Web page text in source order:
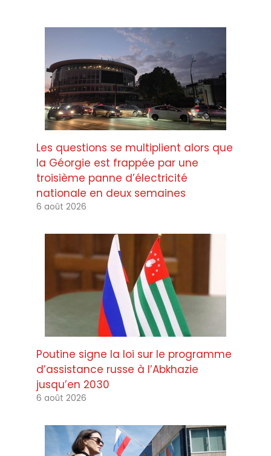
Les questions se multiplient alors que
la Géorgie est frappée par une
troisième panne d’électricité
nationale en deux semaines
6 août 2026
Poutine signe la loi sur le programme
d’assistance russe à l’Abkhazie
jusqu’en 2030
6 août 2026